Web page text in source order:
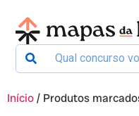
Início/ Produtos